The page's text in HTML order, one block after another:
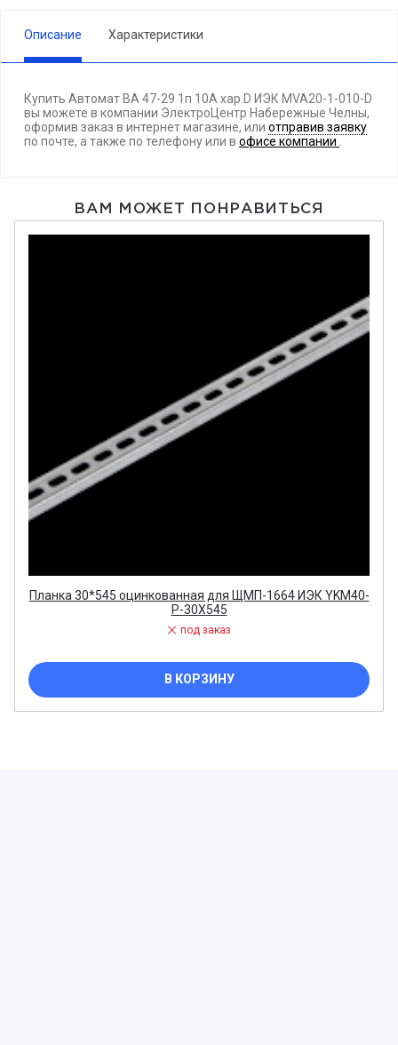
Описание Характеристики
Купить Автомат ВА 47-29 1п 10А хар.D ИЭК MVA20-1-010-D
вы можете в компании ЭлектроЦентр Набережные Челны,
оформив заказ в интернет магазине, или отправив заявку
по почте, а также по телефонуили в офисе компании
ВАМ МОЖЕТ ПОНРАВИТЬСЯ
Планка 30*545 оцинкованная для ЩМП-1664 ИЭК YKM40-
P-30X545
под заказ
В КОРЗИНУ